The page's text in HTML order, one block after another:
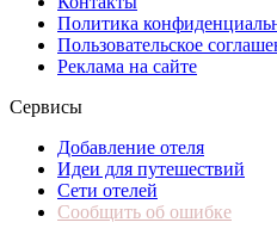
Политика
Пользовательское
Реклама на сайте
Сервисы
Добавление отеля
Идеи для путешествий
Сети отелей
Сообщить об ошибке